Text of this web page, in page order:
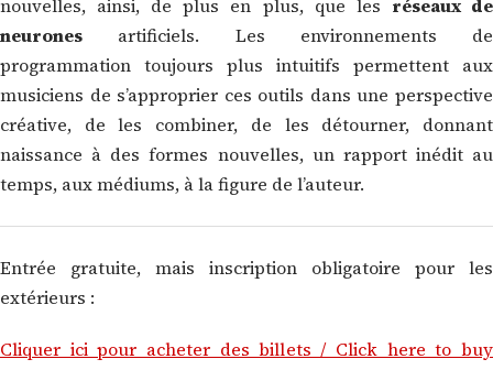
nouvelles, ainsi, de plus en plus, que les réseaux de
neurones artificiels. Les environnements de
programmation toujours plus intuitifs permettent aux
musiciens de s’approprier ces outils dans une perspective
créative, de les combiner, de les détourner, donnant
naissance à des formes nouvelles, un rapport inédit au
temps, aux médiums, à la figure de l’auteur.
Entrée gratuite, mais inscription obligatoire pour les
extérieurs :
Cliquer ici pour acheter des billets / Click here to buy